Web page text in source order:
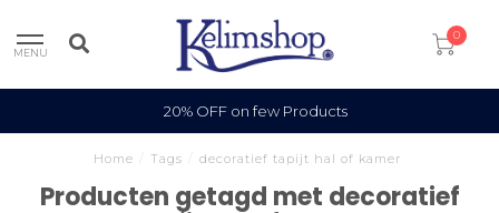
MENU
0
20% OFF on few Products
Home Tags decoratief tapijt hal of kamer
Producten getagd met decoratief